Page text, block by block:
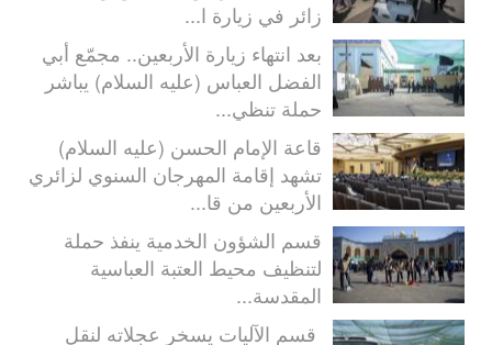
زائر في زيارة ا...
بعد انتهاء زيارة الأربعين.. مجمّع أبي
الفضل العباس (عليه السلام) يباشر
حملة تنظي...
قاعة الإمام الحسن (عليه السلام)
تشهد إقامة المهرجان السنوي لزائري
الأربعين من قا...
قسم الشؤون الخدمية ينفذ حملة
لتنظيف محيط العتبة العباسية
المقدسة...
قسم الآليات يسخر عجلاته لنقل